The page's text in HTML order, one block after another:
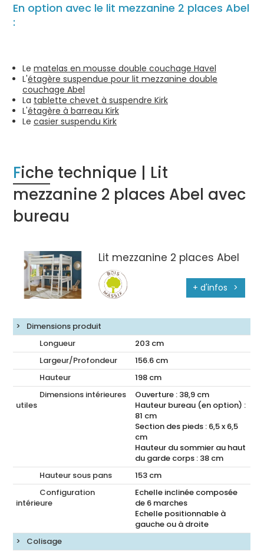
En option avec le lit mezzanine 2 places Abel
:
Le matelas en mousse double couchage Havel
L'étagère suspendue pour lit mezzanine double
couchage Abel
La tablette chevet à suspendre Kirk
L'étagère à barreau Kirk
Le casier suspendu Kirk
Fiche technique | Lit
mezzanine 2 places Abel avec
bureau
Lit mezzanine 2 places Abel
+ d'infos
Dimensions produit
Longueur
203 cm
Largeur/Profondeur
156.6 cm
Hauteur
198 cm
Dimensions intérieures
utiles
Ouverture : 38,9 cm
Hauteur bureau (en option) :
81 cm
Section des pieds : 6,5 x 6,5
cm
Hauteur du sommier au haut
du garde corps : 38 cm
Hauteur sous pans
153 cm
Configuration
intérieure
Echelle inclinée composée
de 6 marches
Echelle positionnable à
gauche ou à droite
Colisage